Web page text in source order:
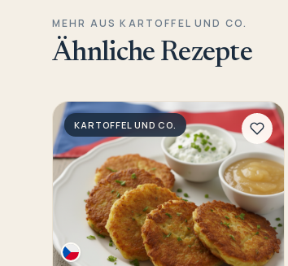
MEHR AUS KARTOFFEL UND CO.
Ähnliche Rezepte
KARTOFFEL UND CO.